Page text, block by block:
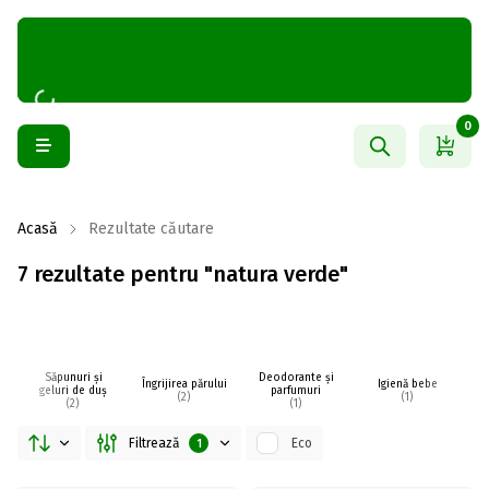
0
Acasă Rezultate căutare
7 rezultate pentru "natura verde"
Săpunuri și
geluri de duș
(2)
Îngrijirea părului
(2)
Deodorante și
parfumuri
(1)
Igienă bebe
(1)
Filtrează 1 Eco